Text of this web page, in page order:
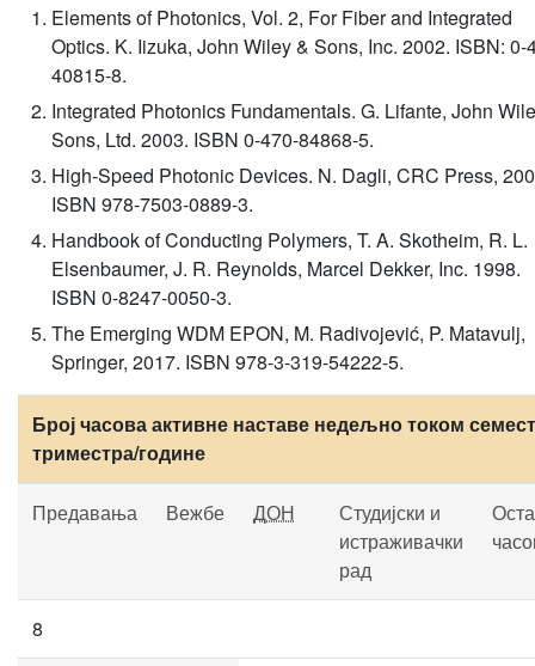
Elements of Photonics, Vol. 2, For Fiber and Integrated
Optics. K. Iizuka, John Wiley & Sons, Inc. 2002. ISBN: 0-
40815-8.
Integrated Photonics Fundamentals. G. Lifante, John
Sons, Ltd. 2003. ISBN 0-470-84868-5.
High-Speed Photonic Devices. N. Dagli, CRC Press,
ISBN 978-7503-0889-3.
Handbook of Conducting Polymers, T. A. Skotheim, R. L.
Elsenbaumer, J. R. Reynolds, Marcel Dekker, Inc. 1998.
ISBN 0-8247-0050-3.
The Emerging WDM EPON, M. Radivojević, P. Matavulj,
Springer, 2017. ISBN 978-3-319-54222-5.
Број часова активне наставе недељно током
триместра/године
Предавања Вежбе ДОН
Студијски и
истраживачки
рад
8